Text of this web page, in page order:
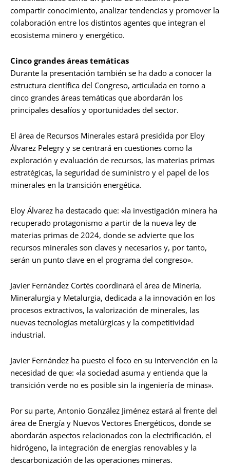
compartir conocimiento, analizar tendencias y promover la
colaboración entre los distintos agentes que integran el
ecosistema minero y energético.
Cinco grandes áreas temáticas
Durante la presentación también se ha dado a conocer la
estructura científica del Congreso, articulada en torno a
cinco grandes áreas temáticas que abordarán los
principales desafíos y oportunidades del sector.
El área de Recursos Minerales estará presidida por Eloy
Álvarez Pelegry y se centrará en cuestiones como la
exploración y evaluación de recursos, las materias primas
estratégicas, la seguridad de suministro y el papel de los
minerales en la transición energética.
Eloy Álvarez ha destacado que: «la investigación minera ha
recuperado protagonismo a partir de la nueva ley de
materias primas de 2024, donde se advierte que los
recursos minerales son claves y necesarios y, por tanto,
serán un punto clave en el programa del congreso».
Javier Fernández Cortés coordinará el área de Minería,
Mineralurgia y Metalurgia, dedicada a la innovación en los
procesos extractivos, la valorización de minerales, las
nuevas tecnologías metalúrgicas y la competitividad
industrial.
Javier Fernández ha puesto el foco en su intervención en la
necesidad de que: «la sociedad asuma y entienda que la
transición verde no es posible sin la ingeniería de minas».
Por su parte, Antonio González Jiménez estará al frente del
área de Energía y Nuevos Vectores Energéticos, donde se
abordarán aspectos relacionados con la electrificación, el
hidrógeno, la integración de energías renovables y la
descarbonización de las operaciones mineras.